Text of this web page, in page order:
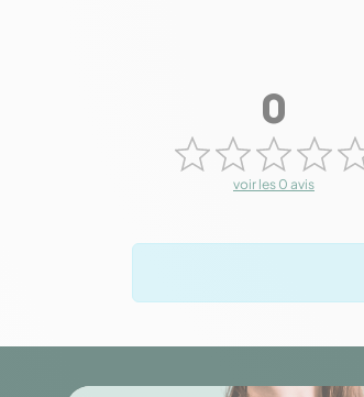
0
voir les 0 avis